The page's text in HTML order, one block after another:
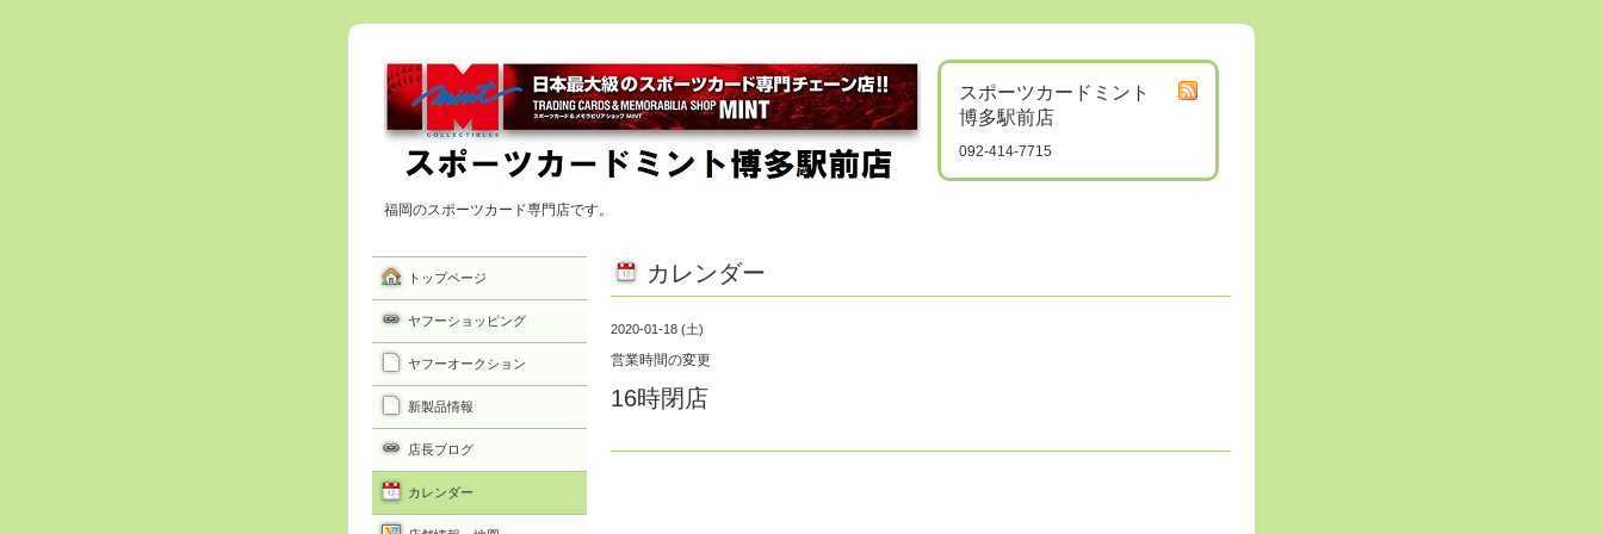
スポーツカードミント
博多駅前店
092-414-7715
福岡のスポーツカード専門店です。
カレンダー
2020-01-18 (土)
営業時間の変更
16時閉店
トップページ
ヤフーショッピング
ヤフーオークション
新製品情報
店長ブログ
カレンダー